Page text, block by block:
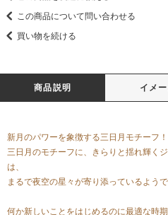
この商品について問い合わせる
買い物を続ける
商品説明 イメ
新月のパワーを象徴する三日月モチーフ！
三日月のモチーフに、きらりと揺れ輝く
は、
まるで夜空の星々が寄り添っているよう
何か新しいことをはじめるのに最適な時